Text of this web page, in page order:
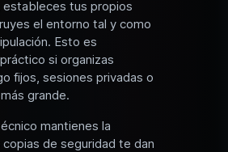
estableces tus propios
el entorno tal y como
Esto es
si organizas
fijos, sesiones privadas o
grande.
mantienes la
de seguridad te dan